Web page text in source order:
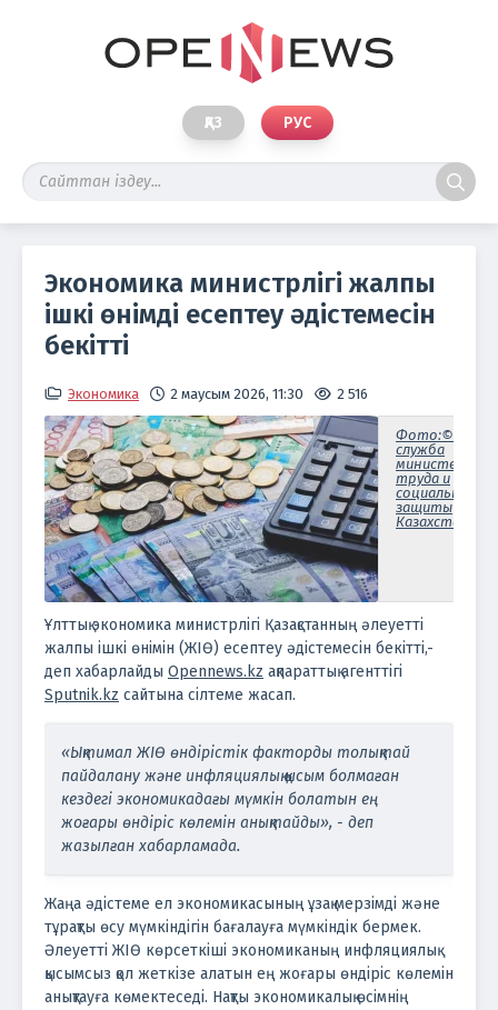
ҚАЗ РУС
Экономика министрлігі жалпы
ішкі өнімді есептеу әдістемесін
бекітті
Экономика 2 маусым 2026, 11:30 2 516
Фото:©Пресс-
служба
труда и
социальной
защиты
Казахстана
Ұлттық экономика министрлігі Қазақстанның әлеуетті
жалпы ішкі өнімін (ЖІӨ) есептеу әдістемесін бекітті,-
деп хабарлайды Opennews.kz ақпараттық агенттігі
Sputnik.kz сайтына сілтеме жасап.
«Ықтимал ЖІӨ өндірістік факторды толықтай
пайдалану және инфляциялық қысым болмаған
кездегі экономикадағы мүмкін болатын ең
жоғары өндіріс көлемін анықтайды», - деп
жазылған хабарламада.
Жаңа әдістеме ел экономикасының ұзақ мерзімді және
тұрақты өсу мүмкіндігін бағалауға мүмкіндік бермек.
Әлеуетті ЖІӨ көрсеткіші экономиканың инфляциялық
қысымсыз қол жеткізе алатын ең жоғары өндіріс көлемін
анықтауға көмектеседі. Нақты экономикалық өсімнің